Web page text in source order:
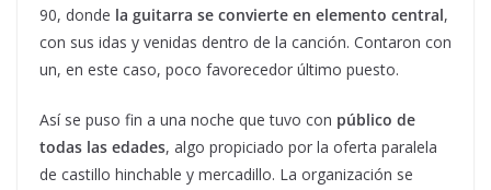
90, donde la guitarra se convierte en elemento central,
con sus idas y venidas dentro de la canción. Contaron con
un, en este caso, poco favorecedor último puesto.
Así se puso fin a una noche que tuvo con público de
todas las edades, algo propiciado por la oferta paralela
de castillo hinchable y mercadillo. La organización se